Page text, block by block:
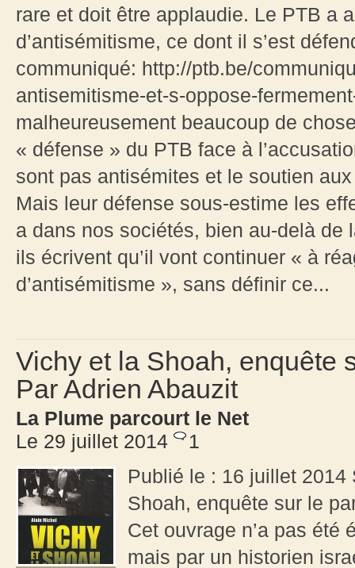
rare et doit être applaudie. Le PTB a
d’antisémitisme, ce dont il s’est
communiqué: http://ptb.be/
antisemitisme-et-s-oppose-
malheureusement beaucoup de
« défense » du PTB face à
sont pas antisémites et le soutien
Mais leur défense sous-estime les
a dans nos sociétés, bien au-delà
ils écrivent qu’il vont continuer « à
d’antisémitisme », sans définir ce...
Vichy et la Shoah, enquête
Par Adrien Abauzit
La Plume parcourt le Net
Le 29 juillet 2014
1
Publié le : 16 juillet
Shoah, enquête sur le
Cet ouvrage n’a pas été
mais par un historien